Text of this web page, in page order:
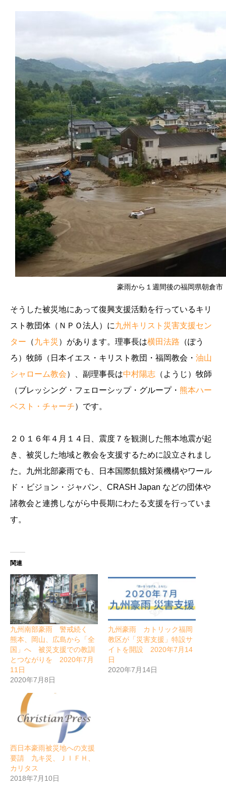
豪雨から１週間後の福岡県朝倉
そうした被災地にあって復興支援活動を行っているキリ
スト教団体（ＮＰＯ法人）に九州キリスト災害支援セン
ター （九キ災 ）があります。理事長は横田法路 （ぽう
ろ）牧師（日本イエス・キリスト教団・福岡教会・ 油山
シャローム教会）、副理事長は中村陽志 （ようじ）牧師
（ブレッシング・フェローシップ・グループ・ 熊本ハー
ベスト・チャーチ）です。
２０１６年４月１４日、震度７を観測した熊本地震が起
き、被災した地域と教会を支援するために設立されまし
た。九州北部豪雨でも、日本国際飢餓対策機構やワール
ド・ビジョン・ジャパン、CRASH Japan などの団体や
諸教会と連携しながら中長期にわたる支援を行っていま
す。
関連
九州南部豪雨 警戒続く
熊本、岡山、広島から「全
国」へ 被災支援での教訓
とつながりを 2020年7月
11日
2020年7月8日
九州豪雨 カトリック福岡
教区が「災害支援」特設サ
イトを開設 2020年7月14
日
2020年7月14日
西日本豪雨被災地への支援
要請 九キ災、ＪＩＦＨ、
カリタス
2018年7月10日